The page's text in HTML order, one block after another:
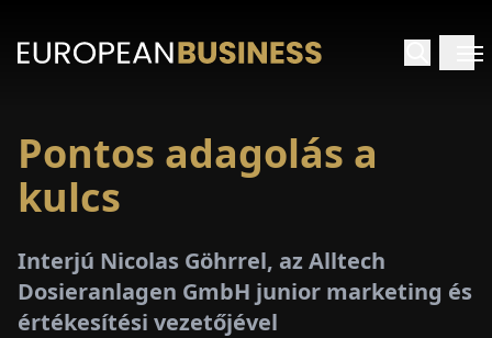
Pontos adagolás a
kulcs
Interjú Nicolas Göhrrel, az Alltech
Dosieranlagen GmbH junior marketing és
értékesítési vezetőjével